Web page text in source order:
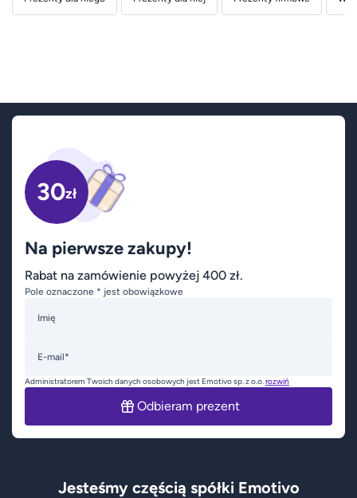
30zł
Na pierwsze zakupy!
Rabat na zamówienie powyżej 400 zł.
Pole oznaczone * jest obowiązkowe
Imię
E-mail*
Administratorem Twoich danych osobowych jest Emotivo sp. z o.o.rozwiń
Odbieram prezent
Jesteśmy częścią spółki Emotivo